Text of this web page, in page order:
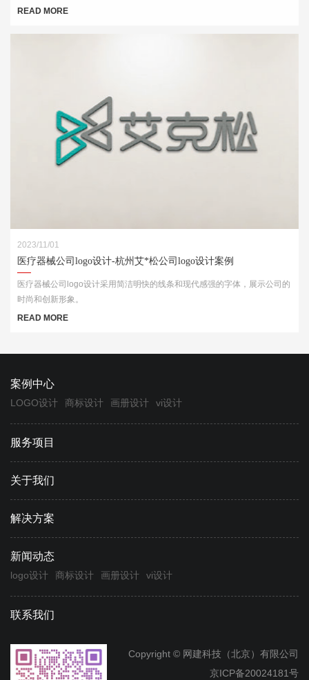
目不忘
READ MORE
2023/11/01
医疗器械公司logo设计-杭州艾*松公司logo设计案例
医疗器械公司logo设计采用简洁明快的线条和现代感强的字体，展示公司的
时尚和创新形象。
READ MORE
案例中心
LOGO设计 商标设计 画册设计 vi设计
服务项目
关于我们
解决方案
新闻动态
logo设计 商标设计 画册设计 vi设计
联系我们
Copyright © 网建科技（北京）有限公司
京ICP备20024181号